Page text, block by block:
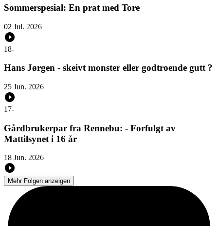
Sommerspesial: En prat med Tore
02 Jul. 2026
18-
Hans Jørgen - skeivt monster eller godtroende gutt ?
25 Jun. 2026
17-
Gårdbrukerpar fra Rennebu: - Forfulgt av
Mattilsynet i 16 år
18 Jun. 2026
Mehr Folgen anzeigen